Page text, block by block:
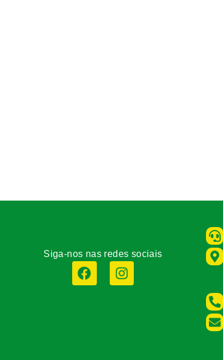
Siga-nos nas redes sociais